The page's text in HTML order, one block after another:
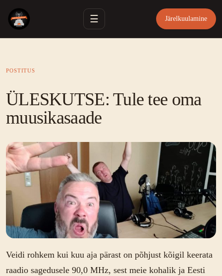
☰ Järelkuulamine
POSTITUS
ÜLESKUTSE: Tule tee oma
muusikasaade
Veidi rohkem kui kuu aja pärast on põhjust kõigil keerata
raadio sagedusele 90,0 MHz, sest meie kohalik ja Eesti